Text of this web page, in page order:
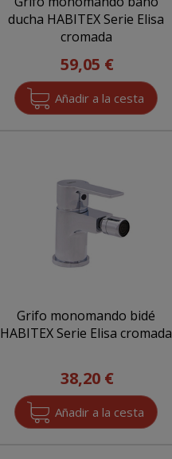
ducha HABITEX Serie Elisa
cromada
59,05 €
Grifo monomando bidé
HABITEX Serie Elisa cromada
38,20 €